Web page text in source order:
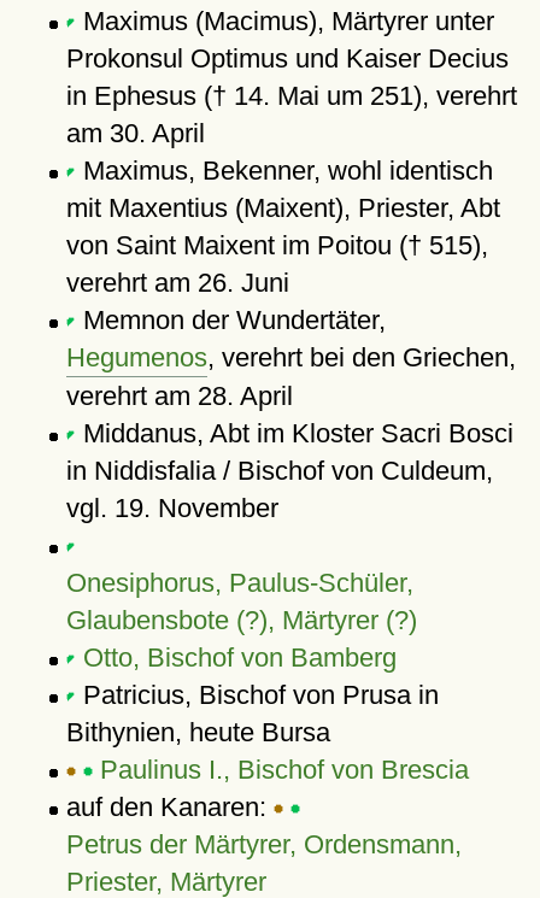
Maximus (Macimus), Märtyrer unter
Prokonsul Optimus und Kaiser Decius
in Ephesus († 14. Mai um 251), verehrt
am 30. April
Maximus, Bekenner, wohl identisch
mit Maxentius (Maixent), Priester, Abt
von Saint Maixent im Poitou († 515),
verehrt am 26. Juni
Memnon der Wundertäter,
Hegumenos, verehrt bei den Griechen,
verehrt am 28. April
Middanus, Abt im Kloster Sacri Bosci
in Niddisfalia / Bischof von Culdeum,
vgl. 19. November
Onesiphorus, Paulus-Schüler,
Glaubensbote (?), Märtyrer (?)
Otto, Bischof von Bamberg
Patricius, Bischof von Prusa in
Bithynien, heute Bursa
Paulinus I., Bischof von Brescia
auf den Kanaren:
Petrus der Märtyrer, Ordensmann,
Priester, Märtyrer